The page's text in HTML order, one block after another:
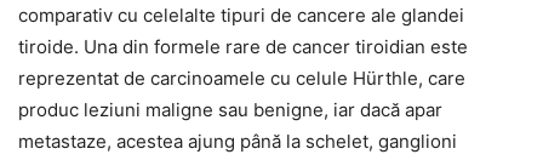
comparativ cu celelalte tipuri de cancere ale glandei
tiroide. Una din formele rare de cancer tiroidian este
reprezentat de carcinoamele cu celule Hürthle, care
produc leziuni maligne sau benigne, iar dacă apar
metastaze, acestea ajung până la schelet, ganglioni